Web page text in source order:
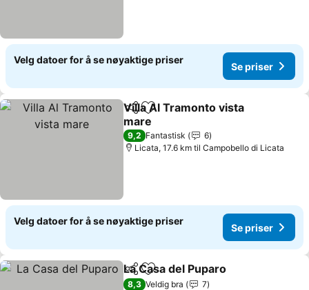
Velg datoer for å se nøyaktige priser
Se priser
Del Legg til i favoritter
Villa Al Tramonto vista
mare
9,2 Fantastisk
6
Licata, 17.6 km til Campobello di Licata
Velg datoer for å se nøyaktige priser
Se priser
Del Legg til i favoritter
La Casa del Puparo
8,3 Veldig bra
7